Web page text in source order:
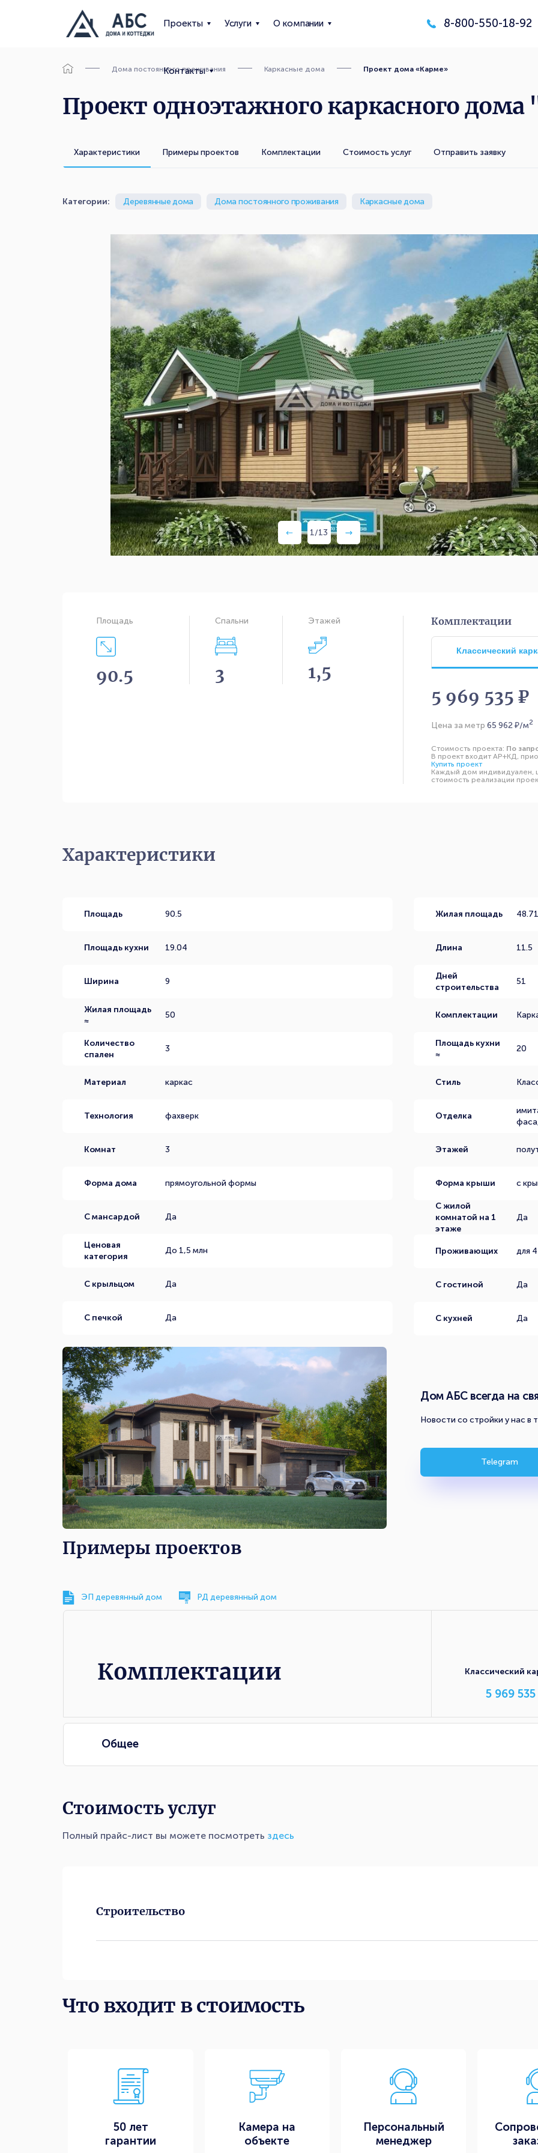
Проекты Услуги О компании
Контакты
8-800-550-18-92
Дома постоянного проживания Каркасные дома Проект дома «Карме»
Проект одноэтажного каркасного
Характеристики Примеры проектов Комплектации Стоимость услуг Отправить заявку
Категории: Деревянные дома Дома постоянного проживания Каркасные дома
1/13
Площадь
90.5
Спальни
3
Этажей
1,5
Комплектации
Классический
5 969 535 ₽
Цена за метр65 962₽/м2
Стоимость проекта: По
В проект входит АР+КД,
Купить проект
Каждый дом индивидуален,
стоимость реализации
Характеристики
Площадь 90.5
Площадь кухни 19.04
Ширина 9
Жилая площадь
≈
50
Количество
спален
3
Материал каркас
Технология фахверк
Комнат 3
Форма дома прямоугольной формы
С мансардой Да
Ценовая
категория
До 1,5 млн
С крыльцом Да
С печкой Да
Жилая площадь 48.71
Длина 11.5
Дней
строительства
51
Комплектации
Площадь кухни
≈
20
Стиль
Отделка
Этажей
Форма крыши с
С жилой
комнатой на 1
этаже
Да
Проживающих для
С гостиной Да
С кухней Да
Дом АБС всегда на
Новости со стройки у нас в
Telegram
Примеры проектов
ЭП деревянный дом РД деревянный дом
Комплектации
Комплектации Классический
5 969 535
Общее
Стоимость услуг
Полный прайс-лист вы можете посмотреть здесь
Строительство
Что входит в стоимость
50 лет
гарантии
Камера на
объекте
Персональный
менеджер